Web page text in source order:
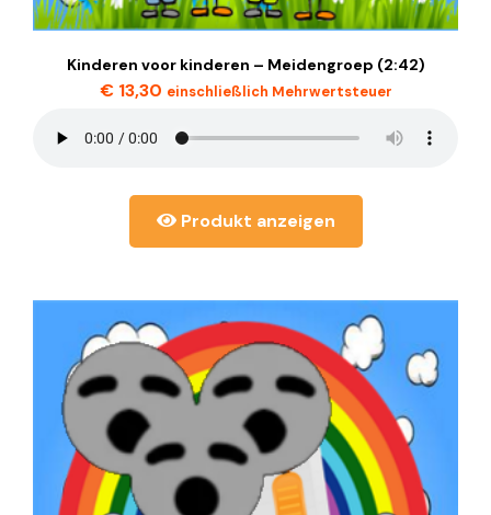
Kinderen voor kinderen – Meidengroep (2:42)
€13,30 einschließlich Mehrwertsteuer
Produkt anzeigen